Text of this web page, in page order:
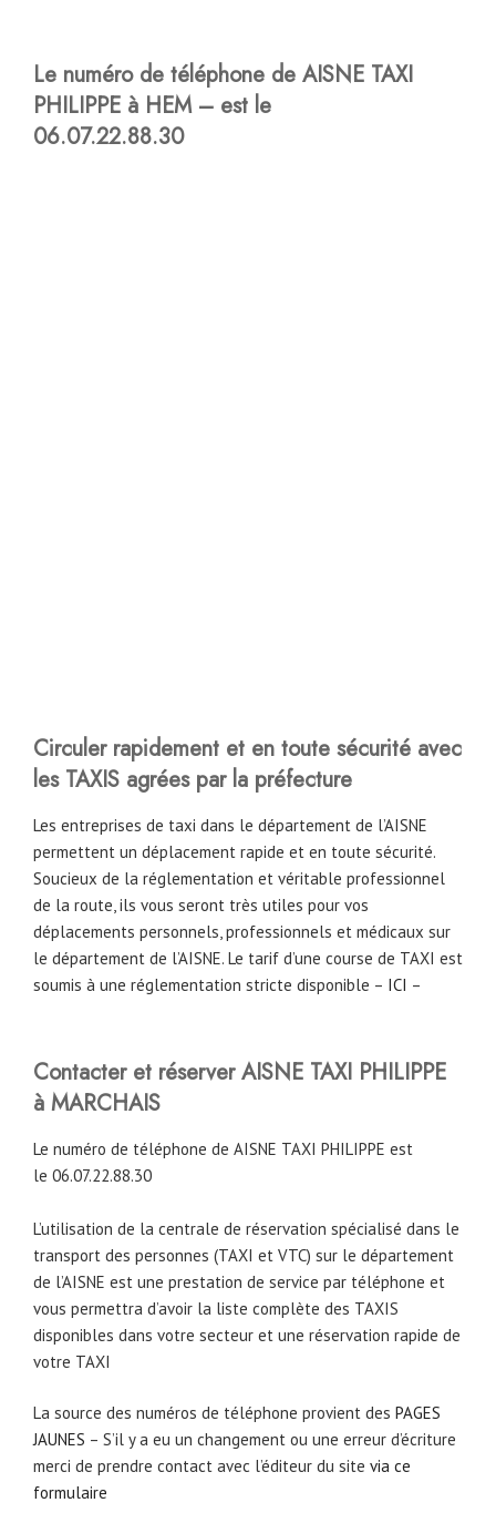
Le numéro de téléphone de AISNE TAXI
PHILIPPE à HEM – est le
06.07.22.88.30
Circuler rapidement et en toute sécurité avec
les TAXIS agrées par la préfecture
Les entreprises de taxi dans le département de l’AISNE
permettent un déplacement rapide et en toute sécurité.
Soucieux de la réglementation et véritable professionnel
de la route, ils vous seront très utiles pour vos
déplacements personnels, professionnels et médicaux sur
le département de l’AISNE. Le tarif d’une course de TAXI est
soumis à une réglementation stricte disponible – ICI –
Contacter et réserver AISNE TAXI PHILIPPE
à MARCHAIS
Le numéro de téléphone de AISNE TAXI PHILIPPE est
le 06.07.22.88.30
L’utilisation de la centrale de réservation spécialisé dans le
transport des personnes (TAXI et VTC) sur le département
de l’AISNE est une prestation de service par téléphone et
vous permettra d’avoir la liste complète des TAXIS
disponibles dans votre secteur et une réservation rapide de
votre TAXI
La source des numéros de téléphone provient des PAGES
JAUNES – S’il y a eu un changement ou une erreur d’écriture
merci de prendre contact avec l’éditeur du site via ce
formulaire